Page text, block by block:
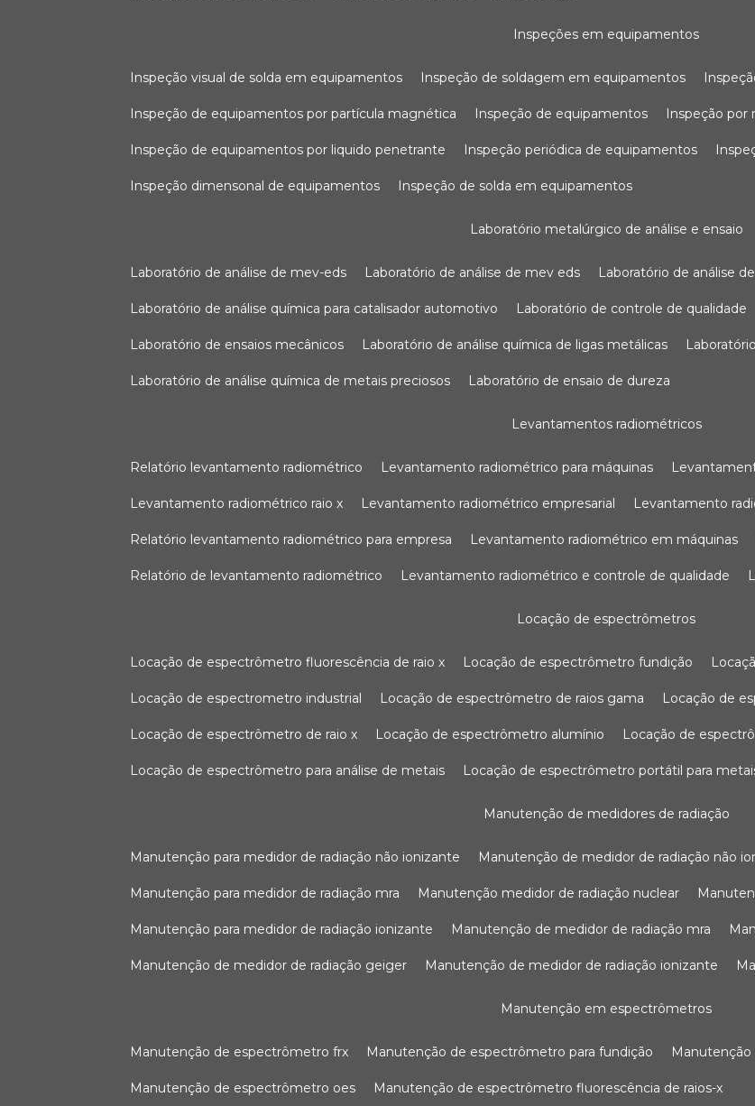
inspeções em equipamentos
inspeção visual de solda em equipamentos inspeção de soldagem em equipamentos
inspeção de equipamentos por partícula magnética inspeção de equipamentos inspeção
inspeção de equipamentos por liquido penetrante inspeção periódica de equipamentos
inspeção dimensonal de equipamentos inspeção de solda em equipamentos
laboratório metalúrgico de análise e ensaio
laboratório de análise de mev-eds laboratório de análise de mev eds laboratório de análise
laboratório de análise química para catalisador automotivo laboratório de controle de qualidade
laboratório de ensaios mecânicos laboratório de análise química de ligas metálicas
laboratório de análise química de metais preciosos laboratório de ensaio de dureza
levantamentos radiométricos
relatório levantamento radiométrico levantamento radiométrico para máquinas
levantamento radiométrico raio x levantamento radiométrico empresarial levantamento
relatório levantamento radiométrico para empresa levantamento radiométrico em máquinas
relatório de levantamento radiométrico levantamento radiométrico e controle de qualidade
locação de espectrômetros
locação de espectrômetro fluorescência de raio x locação de espectrômetro fundição
locação de espectrometro industrial locação de espectrômetro de raios gama locação de
locação de espectrômetro de raio x locação de espectrômetro alumínio locação de
locação de espectrômetro para análise de metais locação de espectrômetro portátil para
manutenção de medidores de radiação
manutenção para medidor de radiação não ionizante manutenção de medidor de radiação não
manutenção para medidor de radiação mra manutenção medidor de radiação nuclear
manutenção para medidor de radiação ionizante manutenção de medidor de radiação mra
manutenção de medidor de radiação geiger manutenção de medidor de radiação ionizante
manutenção em espectrômetros
manutenção de espectrômetro frx manutenção de espectrômetro para fundição
manutenção de espectrômetro oes manutenção de espectrômetro fluorescência de raios-x